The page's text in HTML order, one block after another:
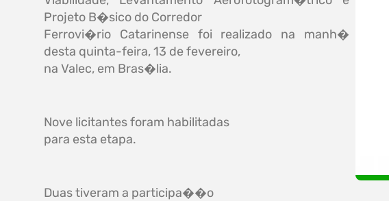
Projeto B�sico do Corredor
Ferrovi�rio Catarinense foi realizado na manh�
desta quinta-feira, 13 de fevereiro,
na Valec, em Bras�lia.
Nove licitantes foram habilitadas
para esta etapa.
Duas tiveram a participa��o